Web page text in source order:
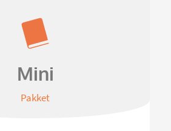
Mini
Pakket